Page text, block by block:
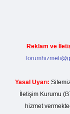
Reklam ve
Yasal Uyarı:
İletişim Kurumu
hizmet